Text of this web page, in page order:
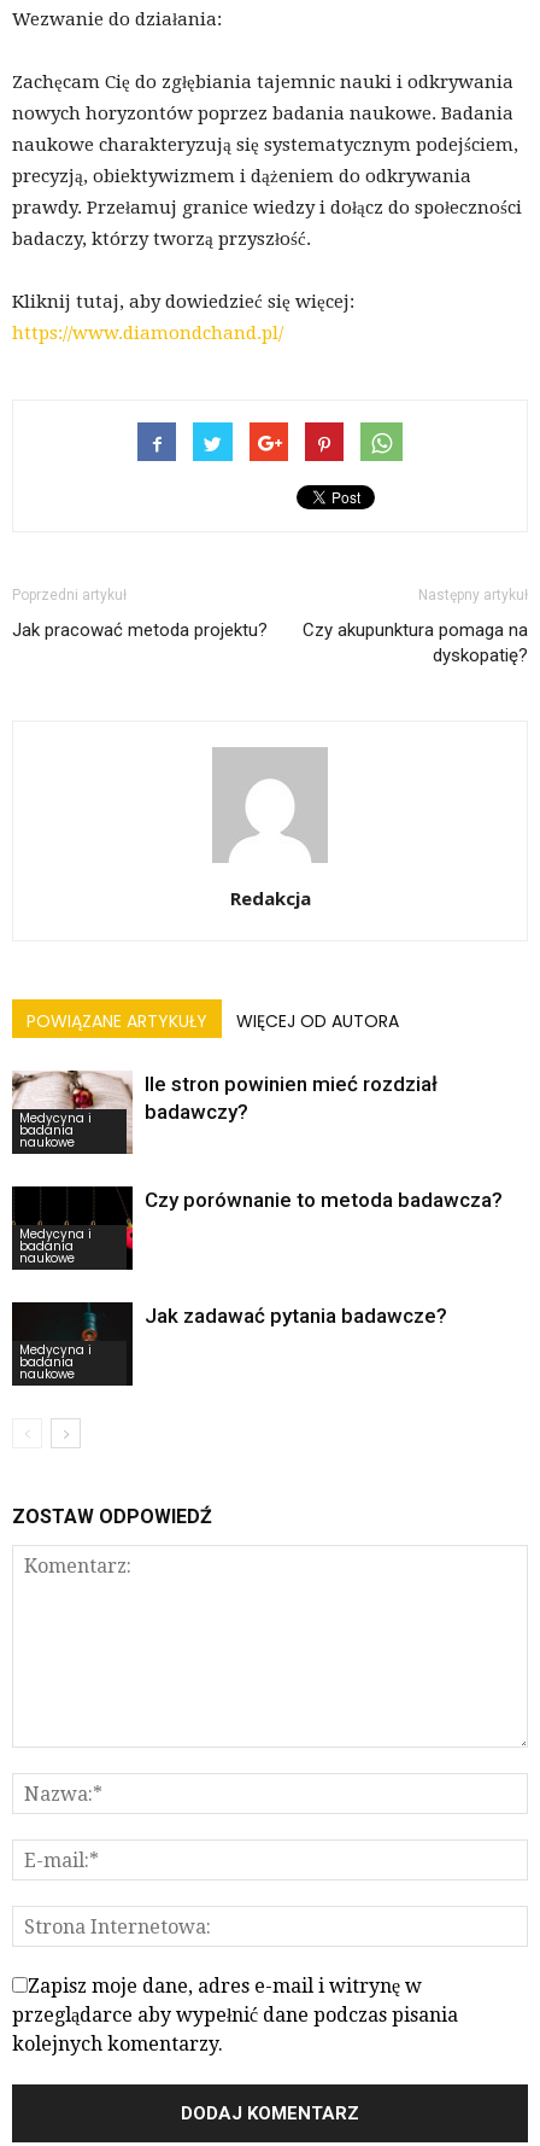
Wezwanie do działania:
Zachęcam Cię do zgłębiania tajemnic nauki i odkrywania
nowych horyzontów poprzez badania naukowe. Badania
naukowe charakteryzują się systematycznym podejściem,
precyzją, obiektywizmem i dążeniem do odkrywania
prawdy. Przełamuj granice wiedzy i dołącz do społeczności
badaczy, którzy tworzą przyszłość.
Kliknij tutaj, aby dowiedzieć się więcej:
https://www.diamondchand.pl/
Poprzedni artykuł
Jak pracować metoda projektu?
Następny artykuł
Czy akupunktura pomaga na
dyskopatię?
Redakcja
POWIĄZANE ARTYKUŁY WIĘCEJ OD AUTORA
Medycyna i
badania
naukowe
Ile stron powinien mieć rozdział
badawczy?
Medycyna i
badania
naukowe
Czy porównanie to metoda badawcza?
Medycyna i
badania
naukowe
Jak zadawać pytania badawcze?
ZOSTAW ODPOWIEDŹ
Zapisz moje dane, adres e-mail i witrynę w
przeglądarce aby wypełnić dane podczas pisania
kolejnych komentarzy.